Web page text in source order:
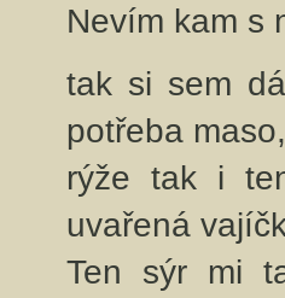
Nevím kam s
tak si sem
potřeba
rýže tak i
uvařená
Ten sýr mi